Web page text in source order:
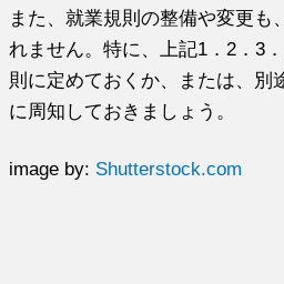
また、就業規則の整備や変更も
れません。特に、上記1．2．3
則に定めておくか、または、別
に周知しておきましょう。
image by: Shutterstock.com